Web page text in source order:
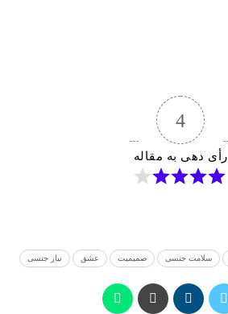
4
رأی دهی به مقاله
سلامت جنسی صمیمیت عشق نیاز جنسی